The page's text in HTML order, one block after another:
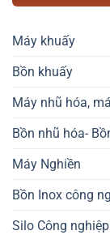
Máy khuấy
Bồn khuấy
Máy nhũ hóa,
Bồn nhũ hóa-
Máy Nghiền
Bồn Inox công
Silo Công nghiệp